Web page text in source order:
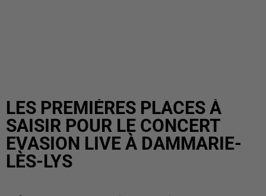
LES PREMIÈRES PLACES À
SAISIR POUR LE CONCERT
EVASION LIVE À DAMMARIE-
LÈS-LYS